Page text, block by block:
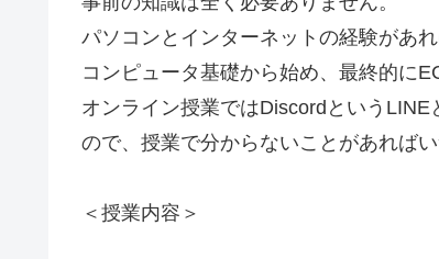
パソコンとインターネットの経験があ
コンピュータ基礎から始め、最終的に
オンライン授業ではDiscordという
ので、授業で分からないことがあれば
＜授業内容＞